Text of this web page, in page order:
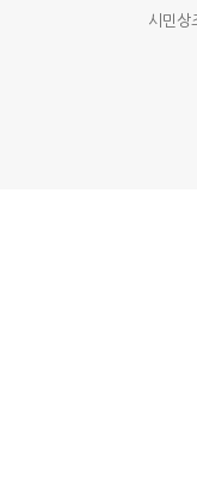
시민